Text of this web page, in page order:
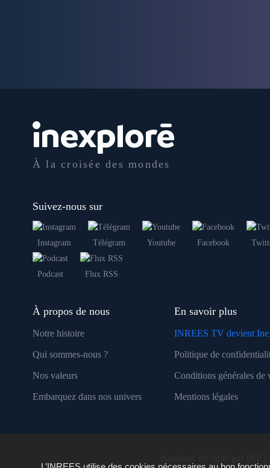
À la croisée des mondes
Suivez-nous sur
Instagram Télégram Youtube Facebook
Podcast Flux RSS
À propos de nous
Notre histoire
Qui sommes-nous ?
Nos valeurs
Embarquez dans nos univers
En savoir plus
INREES TV devient
Politique de
Conditions générales de
Mentions légales